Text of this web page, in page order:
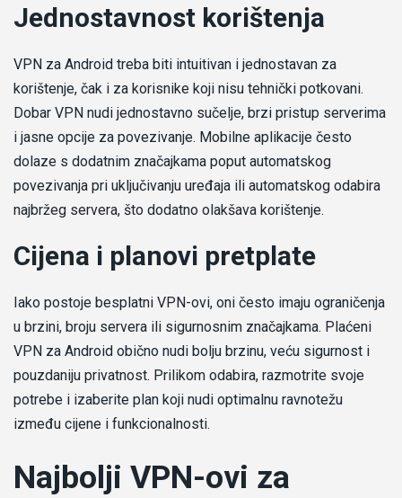
Jednostavnost korištenja
VPN za Android treba biti intuitivan i jednostavan za
korištenje, čak i za korisnike koji nisu tehnički potkovani.
Dobar VPN nudi jednostavno sučelje, brzi pristup serverima
i jasne opcije za povezivanje. Mobilne aplikacije često
dolaze s dodatnim značajkama poput automatskog
povezivanja pri uključivanju uređaja ili automatskog odabira
najbržeg servera, što dodatno olakšava korištenje.
Cijena i planovi pretplate
Iako postoje besplatni VPN-ovi, oni često imaju ograničenja
u brzini, broju servera ili sigurnosnim značajkama. Plaćeni
VPN za Android obično nudi bolju brzinu, veću sigurnost i
pouzdaniju privatnost. Prilikom odabira, razmotrite svoje
potrebe i izaberite plan koji nudi optimalnu ravnotežu
između cijene i funkcionalnosti.
Najbolji VPN-ovi za